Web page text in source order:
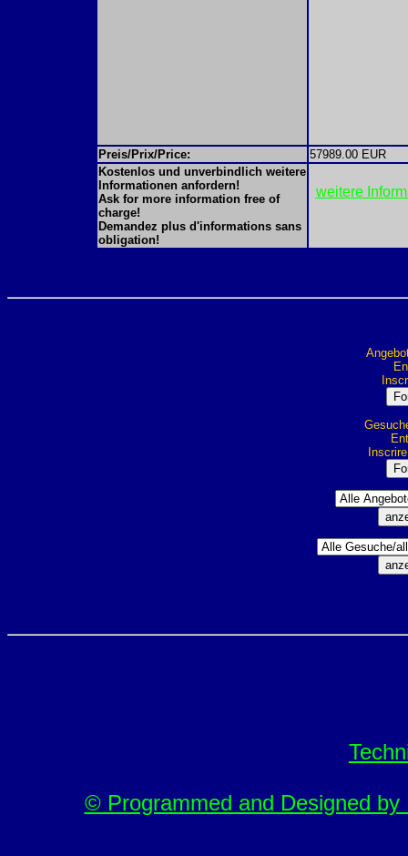
Preis/Prix/Price:
57989.00 EUR
Kostenlos und unverbindlich weitere
Informationen anfordern!
Ask for more information free of
charge!
Demandez plus d'informations sans
obligation!
weitere
© Programmed and Designed